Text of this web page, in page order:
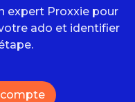
expert Proxxie pour
ado et identifier